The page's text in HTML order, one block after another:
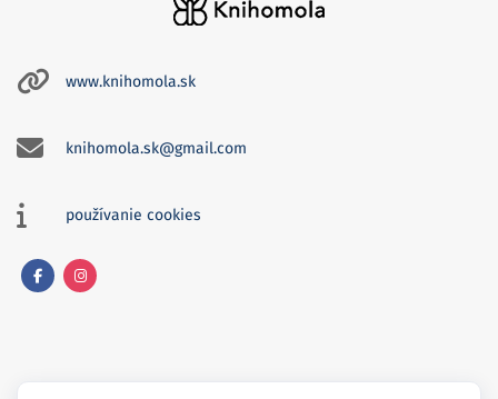
www.knihomola.sk
knihomola.sk@gmail.com
používanie cookies